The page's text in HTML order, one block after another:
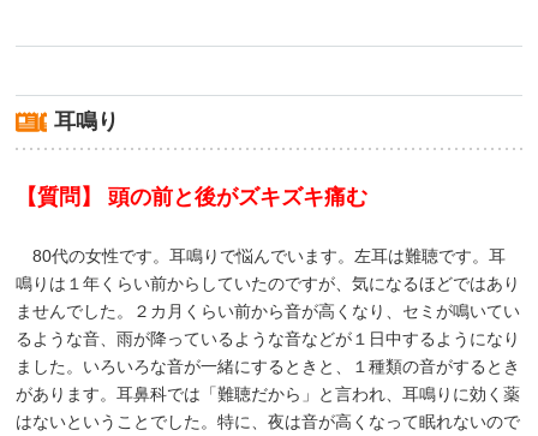
耳鳴り
【質問】 頭の前と後がズキズキ痛む
80代の女性です。耳鳴りで悩んでいます。左耳は難聴です。耳
鳴りは１年くらい前からしていたのですが、気になるほどではあり
ませんでした。２カ月くらい前から音が高くなり、セミが鳴いてい
るような音、雨が降っているような音などが１日中するようになり
ました。いろいろな音が一緒にするときと、１種類の音がするとき
があります。耳鼻科では「難聴だから」と言われ、耳鳴りに効く薬
はないということでした。特に、夜は音が高くなって眠れないので